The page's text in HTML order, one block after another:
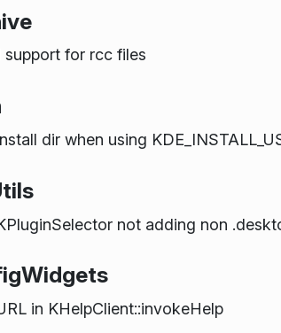
support for rcc files
dir when using
not adding non
in KHelpClient::invokeHelp